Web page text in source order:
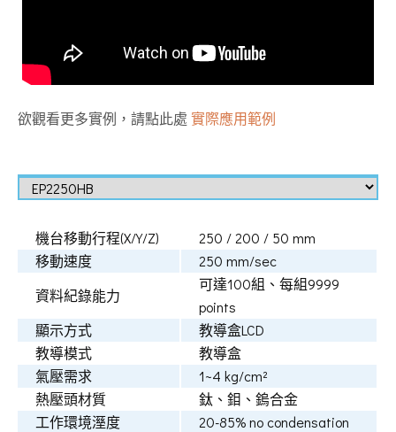
欲觀看更多實例，請點此處 實際應用範例
機台移動行程(X/Y/Z)
250 / 200 / 50 mm
移動速度
250 mm/sec
資料紀錄能力
可達100組、每組9999
points
顯示方式
教導盒LCD
教導模式
教導盒
氣壓需求
1~4 kg/cm²
熱壓頭材質
鈦、鉬、鎢合金
工作環境溼度
20-85% no condensation